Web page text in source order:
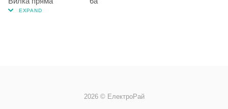
2026 © ЕлектроРай